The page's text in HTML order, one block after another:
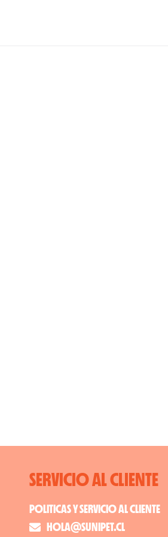
SERVICIO AL CLIENTE
POLITICAS Y SERVICIO AL CLIENTE
HOLA@SUNIPET.CL